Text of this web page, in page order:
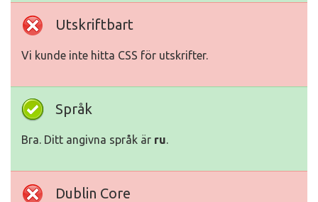
Utskriftbart
Vi kunde inte hitta CSS för utskrifter.
Språk
Bra. Ditt angivna språk är ru.
Dublin Core